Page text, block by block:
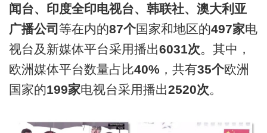
闻台、印度全印电视台、韩联社、澳大利亚
广播公司 等在内的87个国家和地区的497家电
视台及新媒体平台采用播出6031次。其中，
欧洲媒体平台数量占比40% ，共有35个欧洲
国家的199家电视台采用播出2520次。